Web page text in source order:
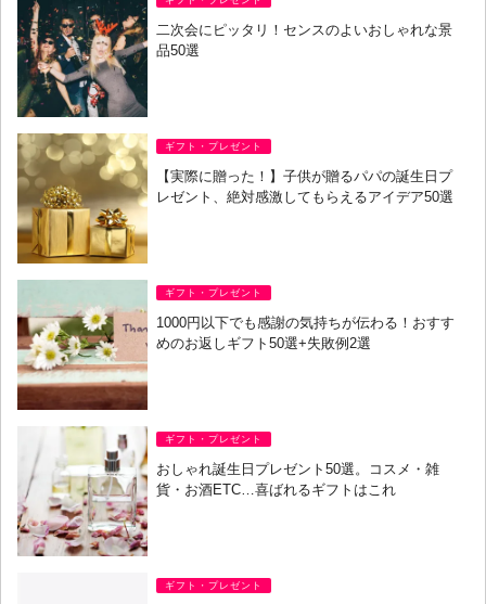
二次会にピッタリ！センスのよいおしゃれな景
品50選
ギフト・プレゼント
【実際に贈った！】子供が贈るパパの誕生日プ
レゼント、絶対感激してもらえるアイデア50選
ギフト・プレゼント
1000円以下でも感謝の気持ちが伝わる！おすす
めのお返しギフト50選+失敗例2選
ギフト・プレゼント
おしゃれ誕生日プレゼント50選。コスメ・雑
貨・お酒ETC…喜ばれるギフトはこれ
ギフト・プレゼント